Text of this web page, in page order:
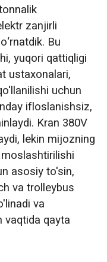
zanjirli
Bu
yuqori qattiqligi
ustaxonalari,
uchun
ifloslanishsiz,
Kran 380V
lekin mijozning
asosiy to'sin,
va trolleybus
va
vaqtida qayta